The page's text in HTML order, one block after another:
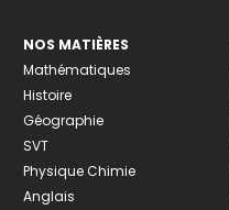
NOS MATIÈRES
Mathématiques
Histoire
Géographie
SVT
Physique Chimie
Anglais